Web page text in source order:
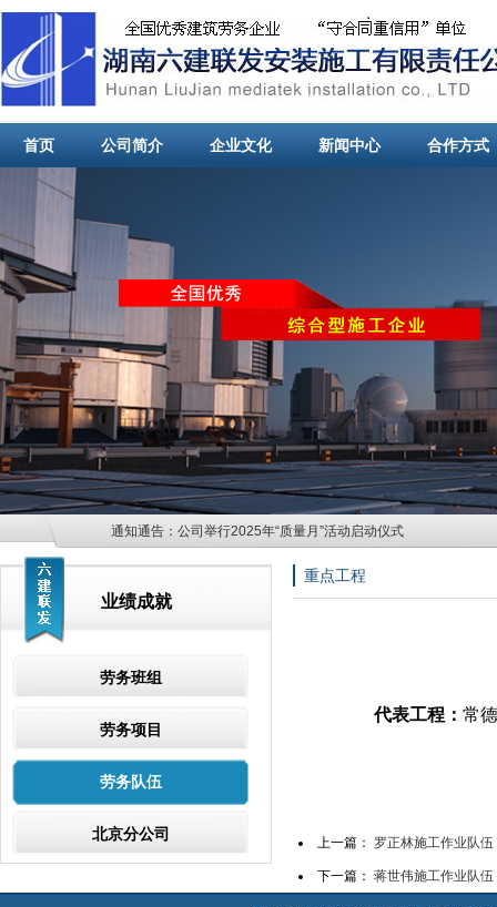
首页 公司简介 企业文化 新闻中心 合作方式
通知通告： 公司举行2025年“质量月”活动启动仪式
业绩成就
劳务班组
劳务项目
劳务队伍
北京分公司
重点工程
代表工程： 常
上一篇： 罗正林施工作业队伍
下一篇： 蒋世伟施工作业队伍